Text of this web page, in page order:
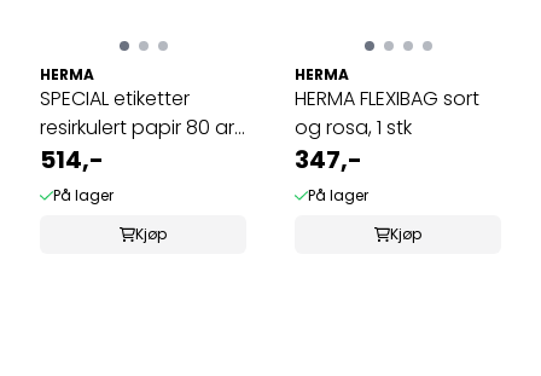
HERMA
SPECIAL etiketter
resirkulert papir 80 ark
192x38 ...
514,-
På lager
Kjøp
HERMA
HERMA FLEXIBAG sort
og rosa, 1 stk
347,-
På lager
Kjøp